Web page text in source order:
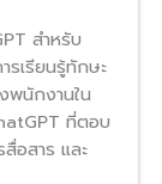
สำหรับ
เรียนรู้ทักษะ
พนักงานใน
ที่ตอบ
อสาร และ